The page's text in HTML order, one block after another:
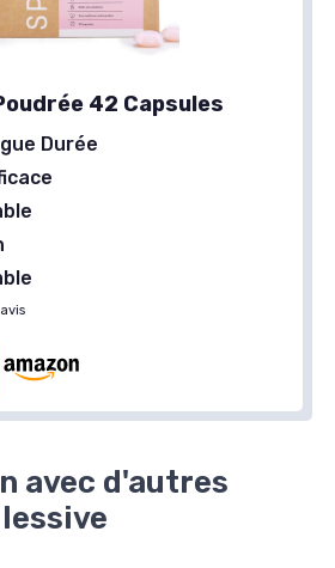
42 Capsules
Durée
avec d'autres
247 avis
Durée